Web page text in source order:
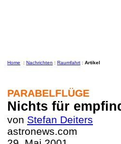
Home : Nachrichten : Raumfahrt : Artikel
PARABELFLÜGE
Nichts für
von Stefan Deiters
astronews.com